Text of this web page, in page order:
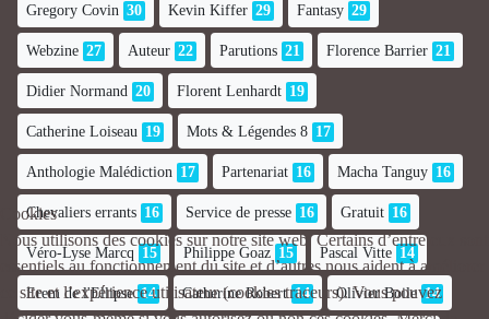
Gregory Covin 30 Kevin Kiffer 29 Fantasy 29
Webzine 27 Auteur 22 Parutions 21 Florence Barrier 21
Didier Normand 20 Florent Lenhardt 19
Catherine Loiseau 19 Mots & Légendes 8 17
Anthologie Malédiction 17 Partenariat 16 Macha Tanguy 16
Chevaliers errants 16 Service de presse 16 Gratuit 16
Véro-Lyse Marcq 15 Philippe Goaz 15 Pascal Vitte 14
Erem de l'Ellipse 14 Catherine Robert 14 Olivier Boile 14
Cookies
Nous utilisons des cookies sur notre site web. Certains d’entre eux sont
essentiels au fonctionnement du site et d’autres nous aident à améliorer
ce site et l’expérience utilisateur (cookies traceurs). Vous pouvez